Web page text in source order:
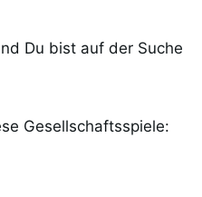
Du bist auf der Suche
Gesellschaftsspiele: